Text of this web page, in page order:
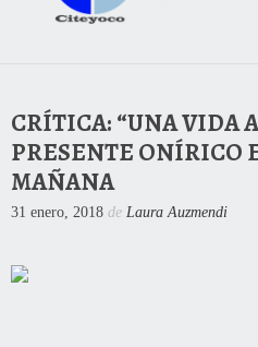
CRÍTICA: “UNA VIDA
PRESENTE ONÍRICO
MAÑANA
31 enero, 2018 de Laura Auzmendi